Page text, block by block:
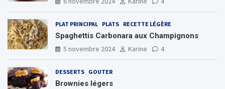
PLAT PRINCIPAL PLATS RECETTE LÉGÈRE
Spaghettis Carbonara aux Champignons
5 novembre 2024
Karine 4
DESSERTS GOUTER
Brownies légers